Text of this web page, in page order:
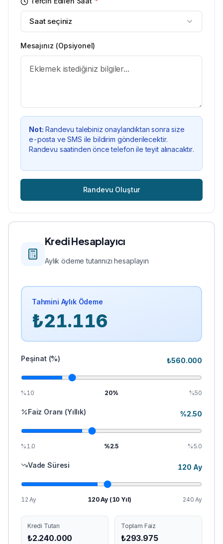
Saat seçiniz
Mesajınız (Opsiyonel)
Not: Randevu talebiniz onaylandıktan sonra size
e-posta ve SMS ile bildirim gönderilecektir.
Randevu saatinden önce telefon ile teyit alınacaktır.
Randevu Oluştur
Kredi Hesaplayıcı
Aylık ödeme tutarınızı hesaplayın
Tahmini Aylık Ödeme
₺21.116
Peşinat (%) ₺560.000
%10 20% %50
Faiz Oranı (Yıllık) %2.50
%1.0 %2.5 %5.0
Vade Süresi 120 Ay
12 Ay 120Ay (10 Yıl) 240 Ay
Kredi Tutarı
₺2.240.000
Toplam Faiz
₺293.975